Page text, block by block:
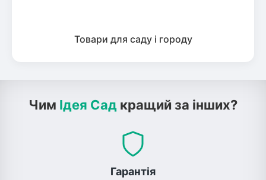
Товари для саду і городу
Чим Ідея Сад кращий за інших?
Гарантія